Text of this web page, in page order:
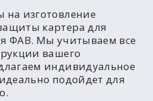
изготовление
картера для
ФАВ. Мы учитываем все
вашего
индивидуальное
подойдет для